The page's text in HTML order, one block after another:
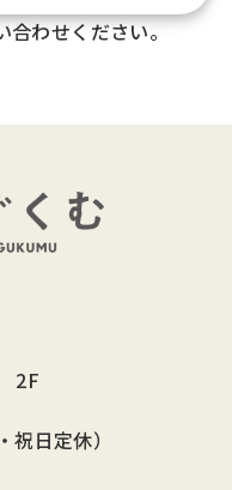
合わせください。
2F
日定休）